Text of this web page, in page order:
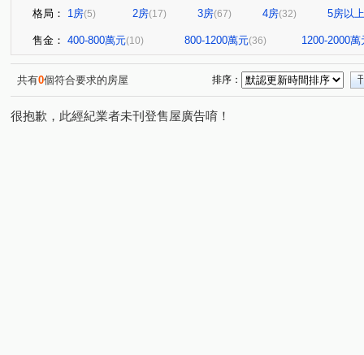
格局： 1房(5) 2房(17) 3房(67) 4房(32) 5房以上
售金： 400-800萬元(10) 800-1200萬元(36) 1200-2000萬
共有0個符合要求的房屋 排序：
很抱歉，此經紀業者未刊登售屋廣告唷！